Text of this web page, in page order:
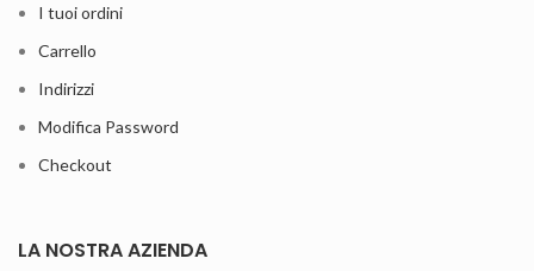
I tuoi ordini
Carrello
Indirizzi
Modifica Password
Checkout
LA NOSTRA AZIENDA